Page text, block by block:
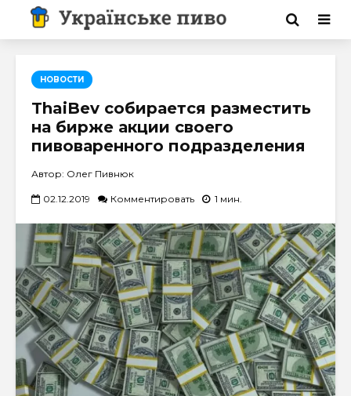
НОВОСТИ
ThaiBev собирается разместить
на бирже акции своего
пивоваренного подразделения
Автор: Олег Пивнюк
02.12.2019 Комментировать 1 мин.